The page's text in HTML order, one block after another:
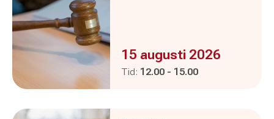
Evenemanget är :
15 augusti 2026
Tid: Pågår mellan
12.00 - och
15.00